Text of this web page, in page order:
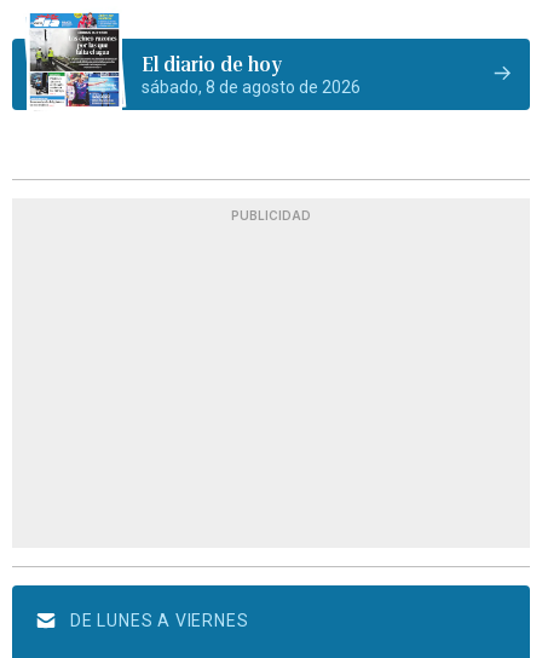
El diario de hoy
sábado, 8 de agosto de 2026
PUBLICIDAD
DE LUNES A VIERNES